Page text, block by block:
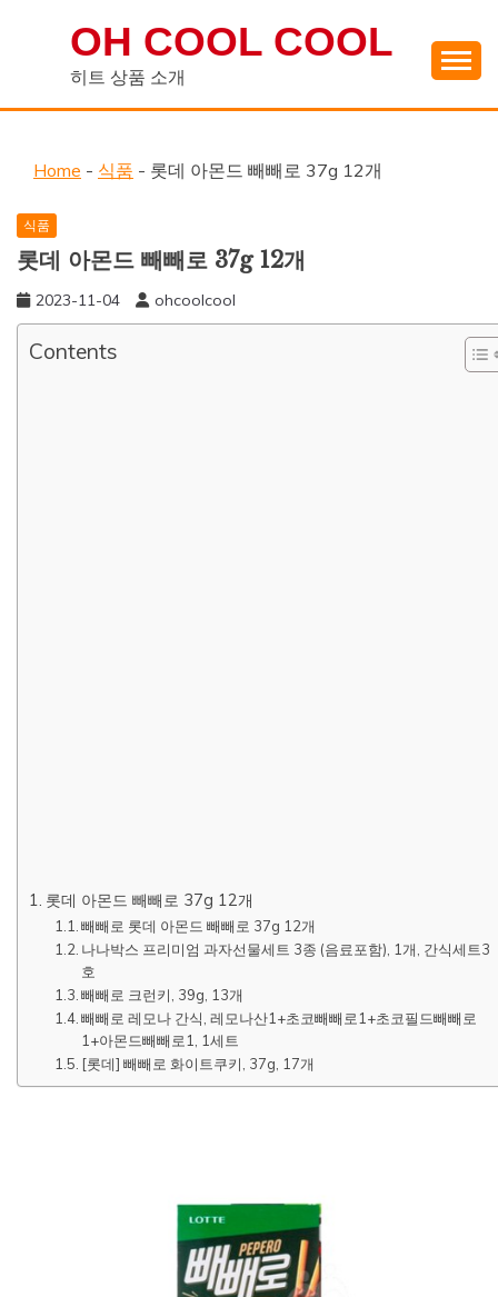
OH COOL COOL
히트 상품 소개
Home - 식품 - 롯데 아몬드 빼빼로 37g 12개
식품
롯데 아몬드 빼빼로 37g 12개
2023-11-04 ohcoolcool
Contents
롯데 아몬드 빼빼로 37g 12개
빼빼로 롯데 아몬드 빼빼로 37g 12개
나나박스 프리미엄 과자선물세트 3종 (음료포함), 1개, 간식세트3
호
빼빼로 크런키, 39g, 13개
빼빼로 레모나 간식, 레모나산1+초코빼빼로1+초코필드빼빼로
1+아몬드빼빼로1, 1세트
[롯데] 빼빼로 화이트쿠키, 37g, 17개